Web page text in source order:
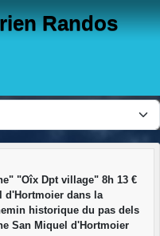
Randos
"Oîx Dpt village" 8h 13 €
d'Hortmoier dans la
historique du pas dels
San Miquel d'Hortmoier